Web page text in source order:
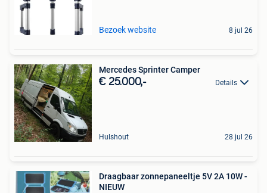
Bezoek website 8 jul 26
Mercedes Sprinter Camper
€ 25.000,- Details
Hulshout 28 jul 26
Draagbaar zonnepaneeltje 5V 2A 10W -
NIEUW